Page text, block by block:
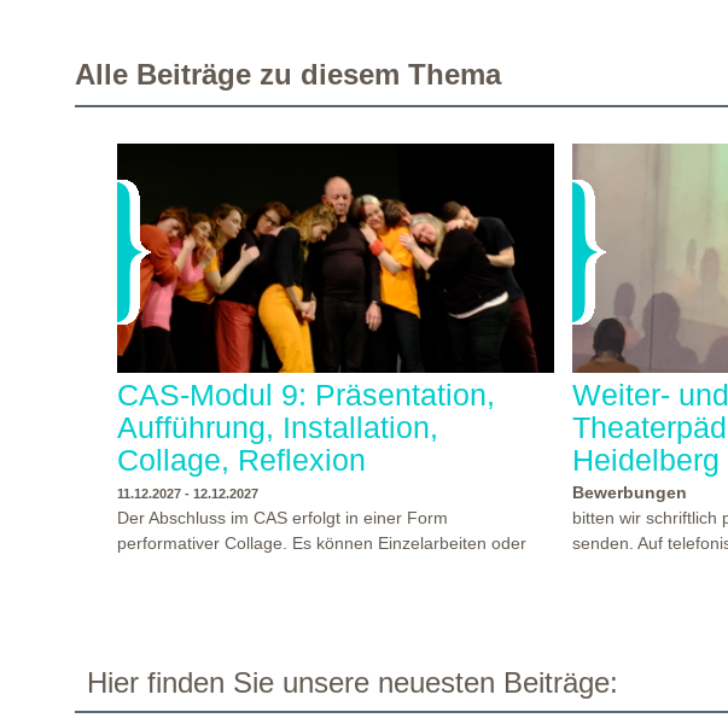
Alle Beiträge zu diesem Thema
CAS-Modul 9: Präsentation,
Aufführung, Installation,
Collage, Reflexion
11.12.2027 - 12.12.2027
Der Abschluss im CAS erfolgt in einer Form
performativer Collage. Es können Einzelarbeiten oder
Programms gestalten mit Ihrer Form Raum und Zeit von
Objekt oder Präsentation. Wir freuen uns über
WANN? 11.12.2027 - 12.12.2027, 10:00 - 17:00 UHR
Weiter-
Heidelberg
Bewerbungen
bitten wir schriftlich
senden. Auf
BuT" am (Strg+Klick):
Vollzeit: Weitere
Hier finden Sie unsere neuesten Beiträge: